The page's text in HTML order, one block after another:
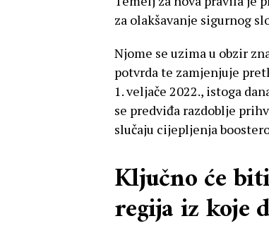
za olakšavanje sigurnog
Njome se uzima u obzir
potvrda te zamjenjuje
1. veljače 2022., istoga
se predviđa razdoblje
slučaju cijepljenja
Ključno će
regija iz koje